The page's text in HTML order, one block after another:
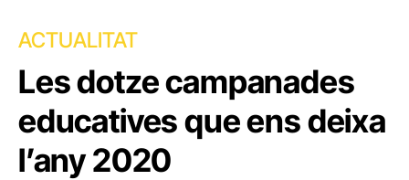
ACTUALITAT
Les dotze campanades
educatives que ens deixa
l’any 2020